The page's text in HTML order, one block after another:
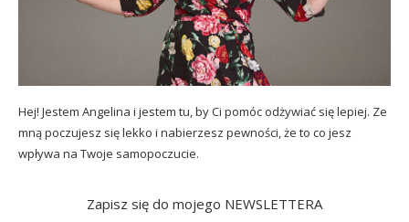
Hej! Jestem Angelina i jestem tu, by Ci pomóc odżywiać się lepiej. Ze
mną poczujesz się lekko i nabierzesz pewności, że to co jesz
wpływa na Twoje samopoczucie.
Zapisz się do mojego NEWSLETTERA